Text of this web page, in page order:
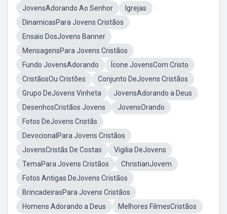
JovensAdorando Ao Senhor
Igrejas
DinamicasPara Jovens Cristãos
Ensaio DosJovens Banner
MensagensPara Jovens Cristãos
Fundo JovensAdorando
Ícone JovensCom Cristo
CristãosOu Cristões
Conjunto DeJovens Cristãos
Grupo DeJovens Vinheta
JovensAdorando a Deus
DesenhosCristãos Jovens
JovensOrando
Fotos DeJovens Cristãs
DevocionalPara Jovens Cristãos
JovensCristãs De Costas
Vigilia DeJovens
TemaPara Jovens Cristãos
ChristianJovem
Fotos Antigas DeJovens Cristãos
BrincadeirasPara Jovens Cristãos
Homens Adorando a Deus
Melhores FilmesCristãos